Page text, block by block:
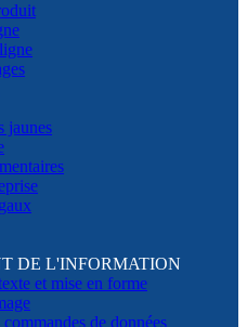
jaunes
DE L'INFORMATION
et mise en forme
de données